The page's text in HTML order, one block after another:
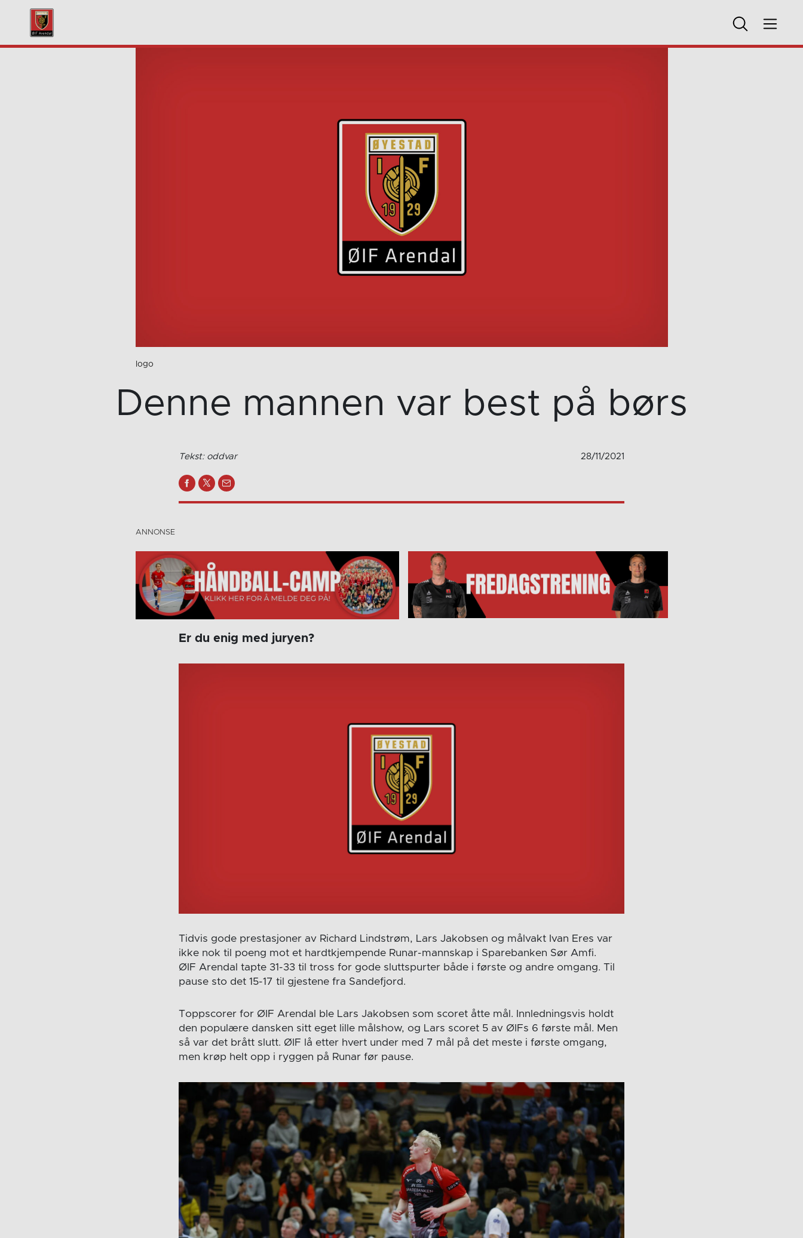
logo
Denne mannen var best på børs
Tekst: oddvar 28/11/2021
Er du enig med juryen?
Tidvis gode prestasjoner av Richard Lindstrøm, Lars Jakobsen og målvakt Ivan Eres var
ikke nok til poeng mot et hardtkjempende Runar-mannskap i Sparebanken Sør Amfi.
ØIF Arendal tapte 31-33 til tross for gode sluttspurter både i første og andre omgang. Til
pause sto det 15-17 til gjestene fra Sandefjord.
Toppscorer for ØIF Arendal ble Lars Jakobsen som scoret åtte mål. Innledningsvis holdt
den populære dansken sitt eget lille målshow, og Lars scoret 5 av ØIFs 6 første mål. Men
så var det brått slutt. ØIF lå etter hvert under med 7 mål på det meste i første omgang,
men krøp helt opp i ryggen på Runar før pause.